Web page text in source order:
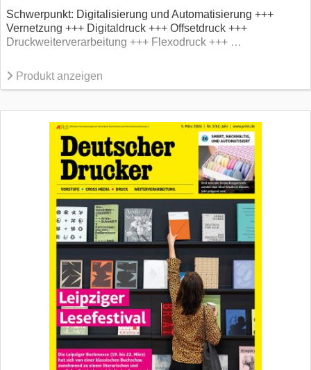
Schwerpunkt: Digitalisierung und Automatisierung +++
Vernetzung +++ Digitaldruck +++ Offsetdruck +++
Druckweiterverarbeitung +++ Flexodruck +++ …
Produkt anzeigen